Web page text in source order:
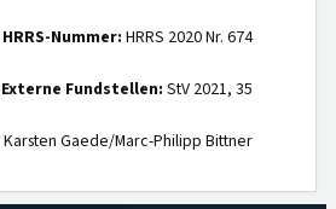
HRRS-Nummer: HRRS 2020 Nr. 674
Externe Fundstellen: StV 2021, 35
Karsten Gaede/Marc-Philipp Bittner